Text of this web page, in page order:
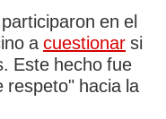
en el
a cuestionar si
Este hecho fue
respeto" hacia la